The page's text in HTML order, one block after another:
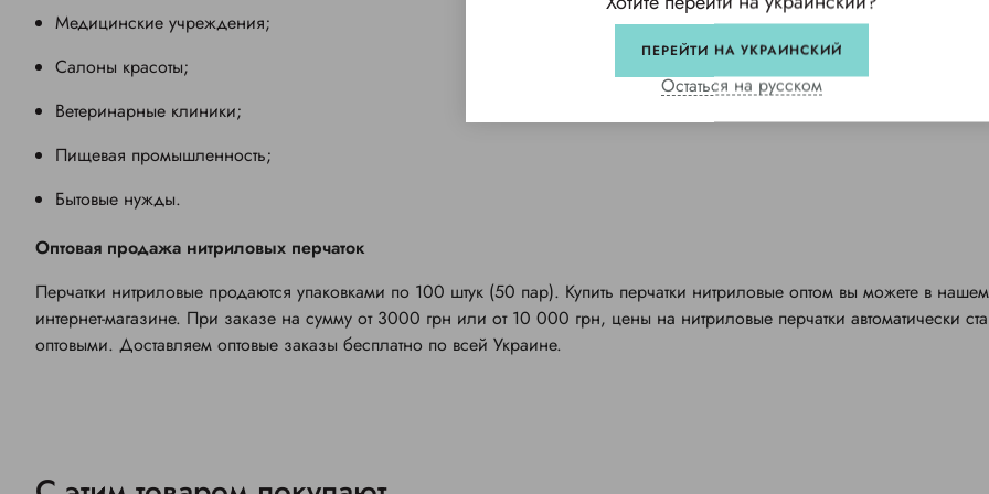
Медицинские учреждения;
Салоны красоты;
Ветеринарные клиники;
Пищевая промышленность;
Бытовые нужды.
Оптовая продажа нитриловых перчаток
Перчатки нитриловые продаются упаковками по 100 штук (50 пар). Купить перчатки нитриловые оптом вы можете в нашем
интернет-магазине. При заказе на сумму от 3000 грн или от 10 000 грн, цены на нитриловые перчатки автоматически
оптовыми. Доставляем оптовые заказы бесплатно по всей Украине.
ПЕРЕЙТИ НА УКРАИНСКИЙ
Остаться на русском